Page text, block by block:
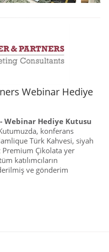
Webinar Hediye
Webinar Hediye Kutusu
konferans
Türk Kahvesi, siyah
Premium Çikolata yer
katılımcıların
ve gönderim